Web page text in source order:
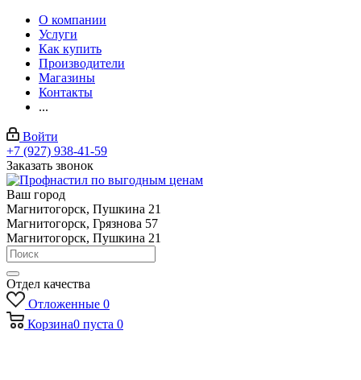
О компании
Услуги
Как купить
Производители
Магазины
Контакты
...
Войти
+7 (927) 938-41-59
Заказать звонок
Ваш город
Магнитогорск, Пушкина 21
Магнитогорск, Грязнова 57
Магнитогорск, Пушкина 21
Отдел качества
Отложенные 0
Корзина0 пуста 0